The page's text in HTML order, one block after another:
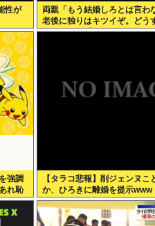
性が
両親「もう結婚しろとは言わ
老後に独りはキツイぞ。どう
だ？」俺ら「…」
強調
れ恥
【タラコ悲報】削ジェンヌこ
か、ひろきに離婚を提示www